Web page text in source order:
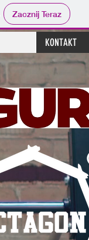
Zacznij Teraz
KONTAKT